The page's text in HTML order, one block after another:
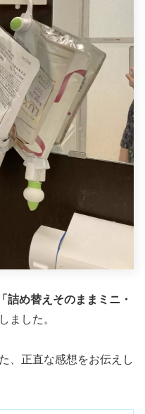
詰め替えそのままミニ・
ました。
、正直な感想をお伝えし